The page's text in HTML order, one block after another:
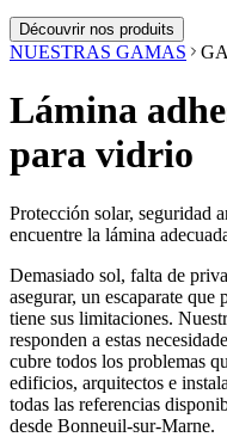
Découvrir nos produits
NUESTRAS GAMAS
Lámina
para vidrio
Protección solar, seguridad
encuentre la lámina
Demasiado sol, falta de
asegurar, un escaparate
tiene sus limitaciones.
responden a estas
cubre todos los problemas
edificios, arquitectos e
todas las referencias
desde Bonneuil-sur-Marne.